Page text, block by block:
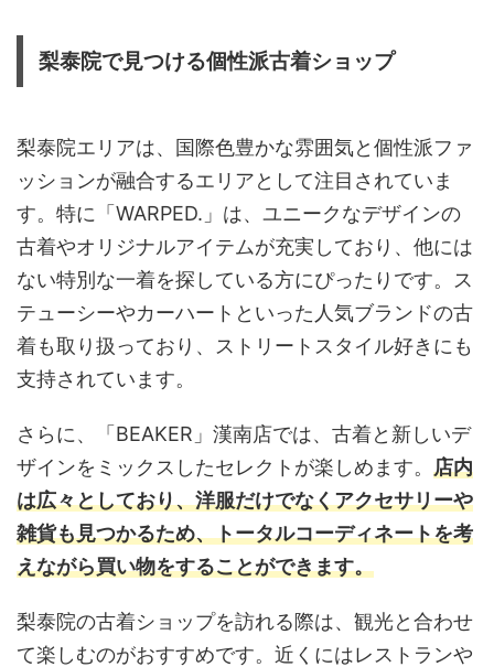
梨泰院で見つける個性派古着ショップ
梨泰院エリアは、国際色豊かな雰囲気と個性派ファ
ッションが融合するエリアとして注目されていま
す。特に「WARPED.」は、ユニークなデザインの
古着やオリジナルアイテムが充実しており、他には
ない特別な一着を探している方にぴったりです。ス
テューシーやカーハートといった人気ブランドの古
着も取り扱っており、ストリートスタイル好きにも
支持されています。
さらに、「BEAKER」漢南店では、古着と新しいデ
ザインをミックスしたセレクトが楽しめます。 店内
は広々としており、洋服だけでなくアクセサリーや
雑貨も見つかるため、トータルコーディネートを考
えながら買い物をすることができます。
梨泰院の古着ショップを訪れる際は、観光と合わせ
て楽しむのがおすすめです。近くにはレストランや